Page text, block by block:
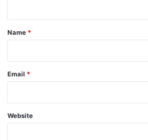
*
Name *
Email *
Website